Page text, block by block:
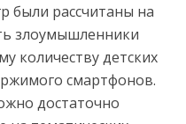
были рассчитаны на
злоумышленники
количеству детских
смартфонов.
достаточно